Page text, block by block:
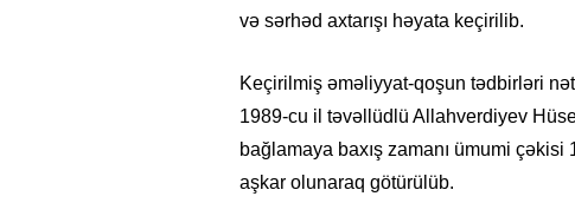
və sərhəd axtarışı həyata keçirilib.
Keçirilmiş əməliyyat-qoşun tədbirləri
1989-cu il təvəllüdlü Allahverdiyev
bağlamaya baxış zamanı ümumi
aşkar olunaraq götürülüb.